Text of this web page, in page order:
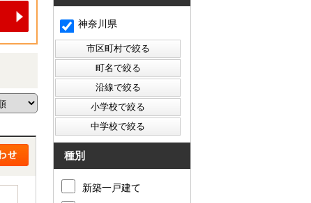
神奈川県
種別
新築一戸建て